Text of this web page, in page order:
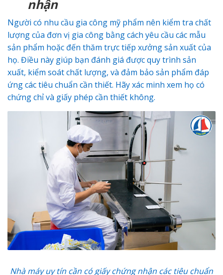
nhận
Người có nhu cầu gia công mỹ phẩm nên kiểm tra chất
lượng của đơn vị gia công bằng cách yêu cầu các mẫu
sản phẩm hoặc đến thăm trực tiếp xưởng sản xuất của
họ. Điều này giúp bạn đánh giá được quy trình sản
xuất, kiểm soát chất lượng, và đảm bảo sản phẩm đáp
ứng các tiêu chuẩn cần thiết. Hãy xác minh xem họ có
chứng chỉ và giấy phép cần thiết không.
Nhà máy uy tín cần có giấy chứng nhận các tiêu chuẩn